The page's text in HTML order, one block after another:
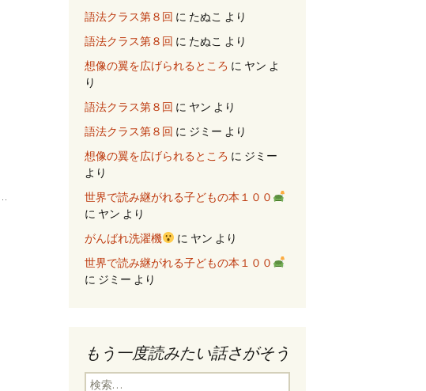
語法クラス第８回 に たぬこ より
語法クラス第８回 に たぬこ より
想像の翼を広げられるところ に ヤン よ
り
語法クラス第８回 に ヤン より
語法クラス第８回 に ジミー より
想像の翼を広げられるところ に ジミー
より
世界で読み継がれる子どもの本１００
に ヤン より
がんばれ洗濯機
に ヤン より
世界で読み継がれる子どもの本１００
に ジミー より
もう一度読みたい話さがそう
検